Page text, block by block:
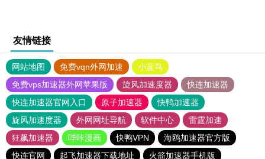
友情链接
网站地图 免费vqn外网加速
小蓝鸟
免费vps加速器外网苹果版
旋风加速度器
快连加速器
快连加速器官网入口
原子加速器
快鸭加速器
旋风加速度器
外网网址导航 软件中心
雷霆加速
狂飙加速器
哔咔漫画 快鸭VPN
海鸥加速器官方版
快连官网
起飞加速器下载地址 火箭加速器手机版